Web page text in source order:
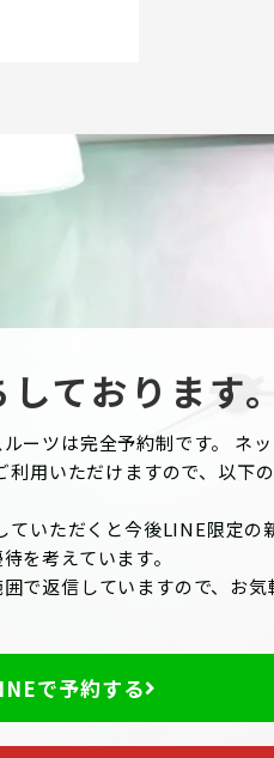
ております。
ーツは完全予約制です。 ネ
用いただけますので、以下
ていただくと今後LINE限定の
を考えています。
で返信していますので、お気
で予約する